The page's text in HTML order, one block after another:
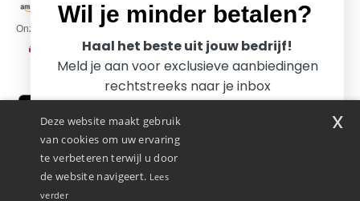
Onze transporteurs
Deze website maakt gebruik
van cookies om uw ervaring
te verbeteren terwijl u door
de website navigeert. Lees
verder
x
Wil je minder betalen?
Haal het beste uit jouw bedrijf!
Meld je aan voor exclusieve aanbiedingen
rechtstreeks naar je inbox